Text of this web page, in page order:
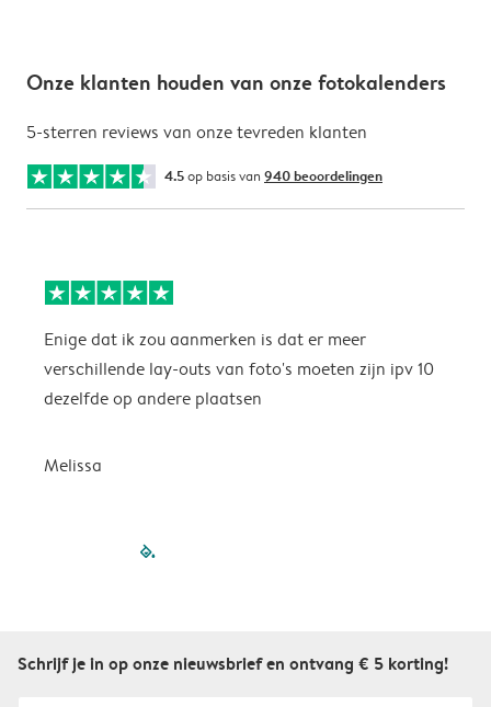
Onze klanten houden van onze fotokalenders
5-sterren reviews van onze tevreden klanten
4.5op basis van 940 beoordelingen
Enige dat ik zou aanmerken is dat er meer
verschillende lay-outs van foto's moeten zijn ipv 10
dezelfde op andere plaatsen
Melissa
filled-pagination
Schrijf je in op onze nieuwsbrief en ontvang € 5 korting!